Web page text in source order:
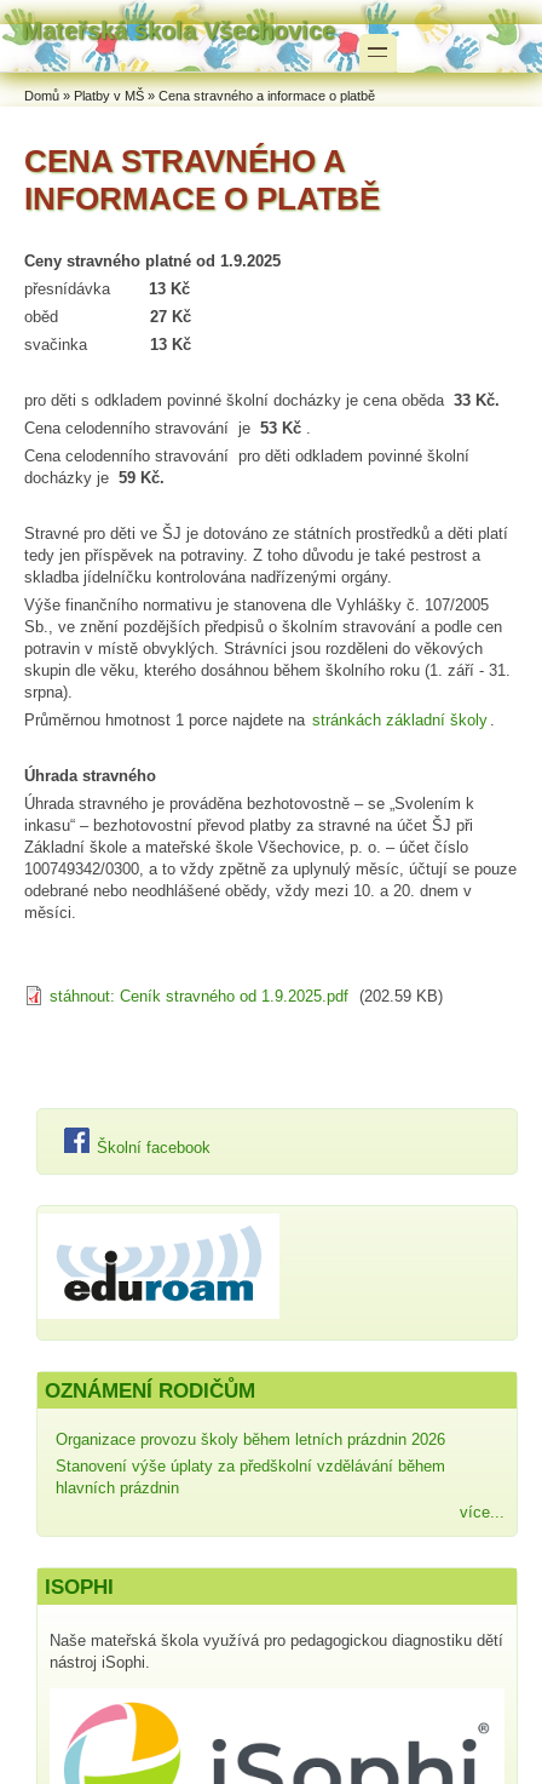
Přejít k hlavnímu obsahu
Skip to search
Mateřská škola Všechovice
Jste zde
Domů » Platby v MŠ » Cena stravného a informace o platbě
CENA STRAVNÉHO A
INFORMACE O PLATBĚ
Ceny stravného platné od 1.9.2025
přesnídávka
13 Kč
oběd 27 Kč
svačinka
13 Kč
pro děti s odkladem povinné školní docházky je cena oběda 33 Kč.
Cena celodenního stravování je 53 Kč
Cena celodenního stravování pro děti odkladem povinné školní
docházky je 59 Kč.
Stravné pro děti ve ŠJ je dotováno ze státních prostředků a děti platí
tedy jen příspěvek na potraviny. Z toho důvodu je také pestrost a
skladba jídelníčku kontrolována nadřízenými orgány.
Výše finančního normativu je stanovena dle Vyhlášky č. 107/2005
Sb., ve znění pozdějších předpisů o školním stravování a podle cen
potravin v místě obvyklých. Strávníci jsou rozděleni do věkových
skupin dle věku, kterého dosáhnou během školního roku (1. září - 31.
srpna).
Průměrnou hmotnost 1 porce najdete na stránkách základní školy
Úhrada stravného
Úhrada stravného je prováděna bezhotovostně – se „Svolením k
inkasu“ – bezhotovostní převod platby za stravné na účet ŠJ při
Základní škole a mateřské škole Všechovice, p. o. – účet číslo
100749342/0300, a to vždy zpětně za uplynulý měsíc, účtují se pouze
odebrané nebo neodhlášené obědy, vždy mezi 10. a 20. dnem v
měsíci.
stáhnout: Ceník stravného od 1.9.2025.pdf (202.59 KB)
Školní facebook
OZNÁMENÍ RODIČŮM
Organizace provozu školy během letních prázdnin 2026
Stanovení výše úplaty za předškolní vzdělávání během
hlavních prázdnin
více...
ISOPHI
Naše mateřská škola využívá pro pedagogickou diagnostiku dětí
nástroj iSophi.